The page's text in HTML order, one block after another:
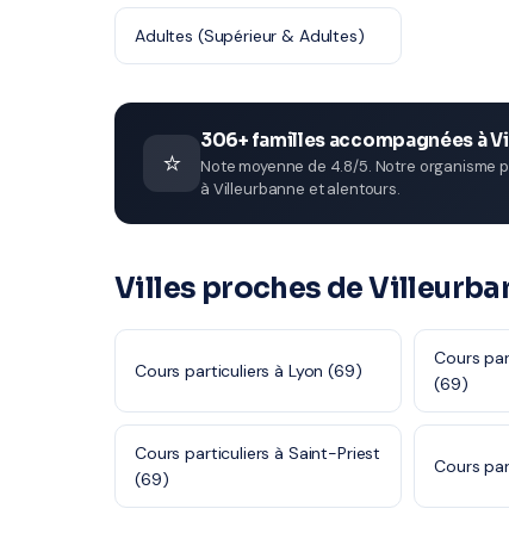
Adultes (Supérieur & Adultes)
⭐
306+ familles accompagnées à
Note moyenne de 4.8/5. Notre organisme
à Villeurbanne et alentours.
Villes proches de
Cours particuliers à Lyon (69)
Cours
(69)
Cours particuliers à Saint-Priest
(69)
Cours